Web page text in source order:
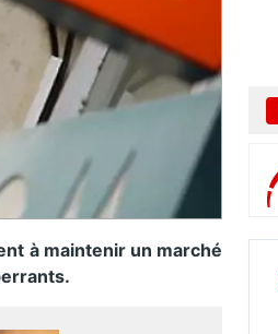
à maintenir un marché